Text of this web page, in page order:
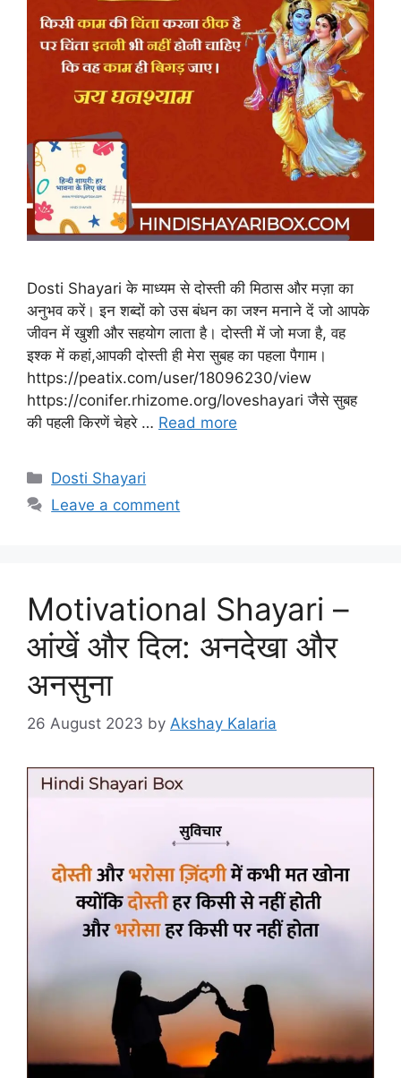
Dosti Shayari के माध्यम से दोस्ती की मिठास और मज़ा का
अनुभव करें। इन शब्दों को उस बंधन का जश्न मनाने दें जो आपके
जीवन में खुशी और सहयोग लाता है। दोस्ती में जो मजा है, वह
इश्क में कहां,आपकी दोस्ती ही मेरा सुबह का पहला पैगाम।
https://peatix.com/user/18096230/view
https://conifer.rhizome.org/loveshayari जैसे सुबह
की पहली किरणें चेहरे … Read more
Categories
Dosti Shayari
Leave a comment
Motivational Shayari –
आंखें और दिल: अनदेखा और
अनसुना
26 August 2023 by Akshay Kalaria